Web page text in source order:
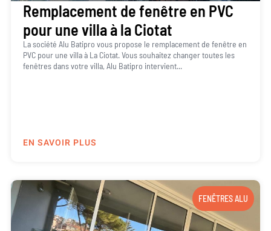
Remplacement de fenêtre en PVC
pour une villa à la Ciotat
La société Alu Batipro vous propose le remplacement de fenêtre en
PVC pour une villa à La Ciotat. Vous souhaitez changer toutes les
fenêtres dans votre villa, Alu Batipro intervient...
EN SAVOIR PLUS
FENÊTRES ALU